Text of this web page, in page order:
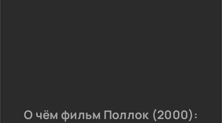
О чём фильм Поллок (2000):